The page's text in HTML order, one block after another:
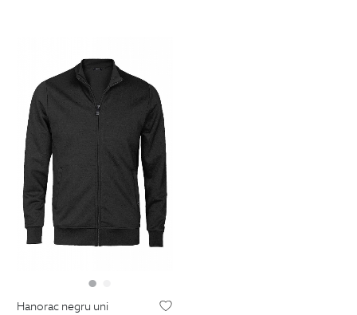
hanorac negru uni